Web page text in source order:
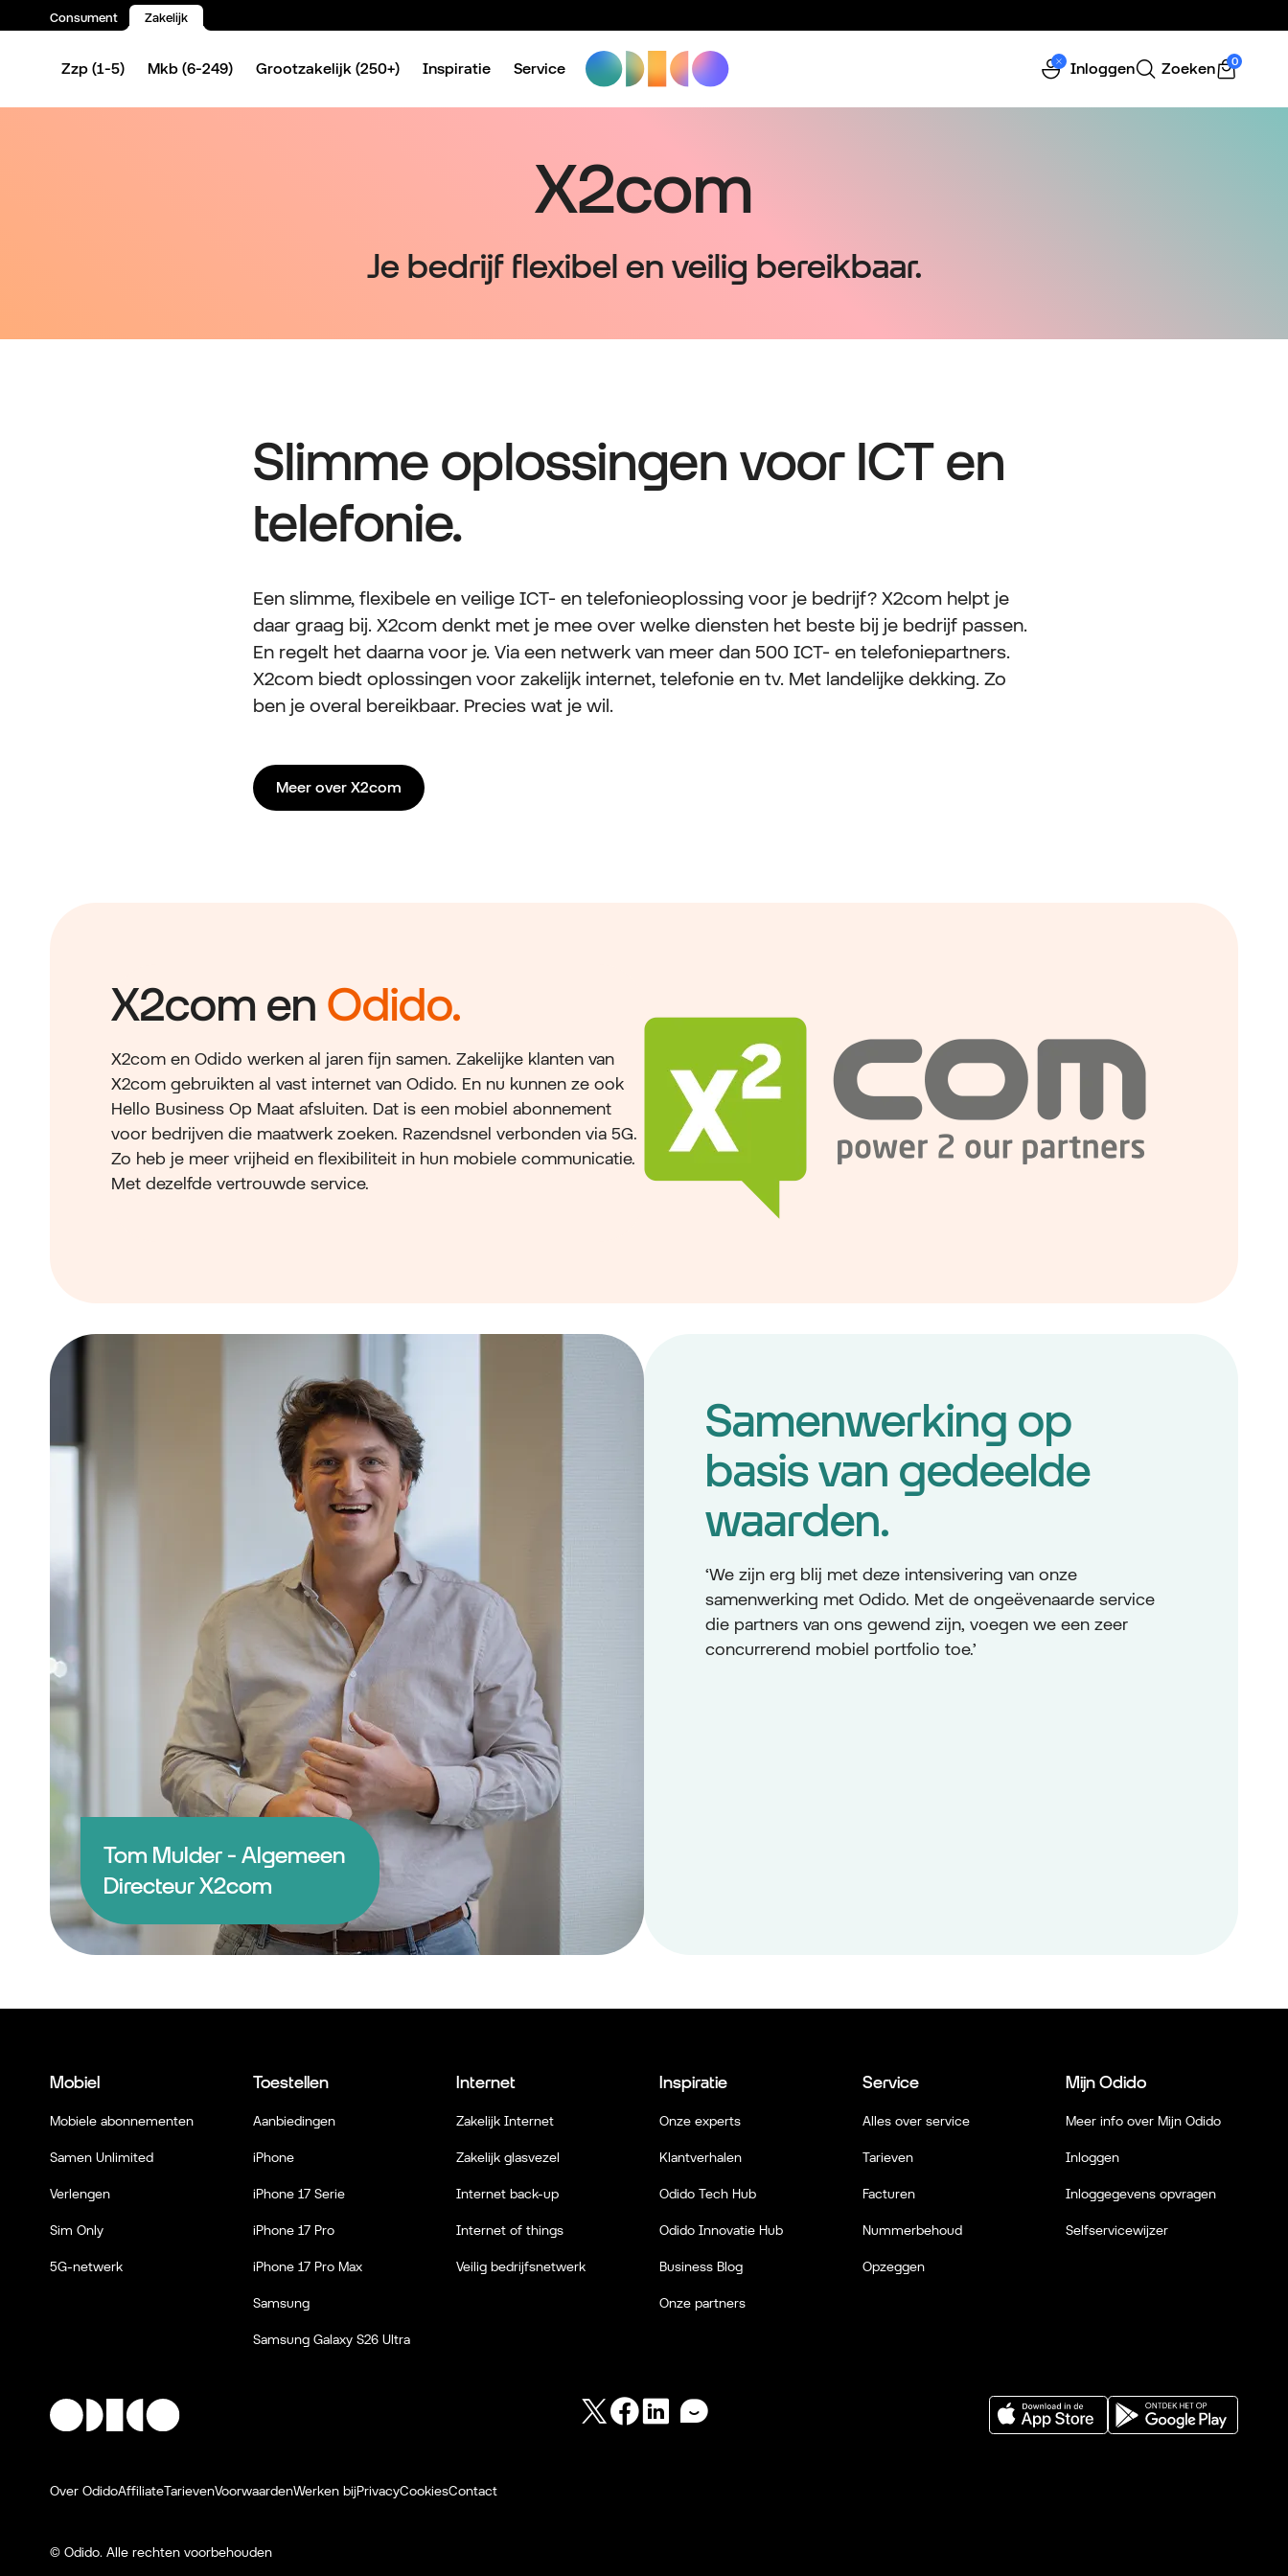
Consument Zakelijk
Zzp (1-5) Mkb (6-249) Grootzakelijk (250+) Inspiratie Service Inloggen Zoeken 0
X2com
Je bedrijf flexibel en veilig bereikbaar.
Slimme oplossingen voor ICT en
telefonie.
Een slimme, flexibele en veilige ICT- en telefonieoplossing voor je bedrijf? X2com helpt je
daar graag bij. X2com denkt met je mee over welke diensten het beste bij je bedrijf passen.
En regelt het daarna voor je. Via een netwerk van meer dan 500 ICT- en telefoniepartners.
X2com biedt oplossingen voor zakelijk internet, telefonie en tv. Met landelijke dekking. Zo
ben je overal bereikbaar. Precies wat je wil.
Meer over X2com
X2com en Odido.
X2com en Odido werken al jaren fijn samen. Zakelijke klanten van
X2com gebruikten al vast internet van Odido. En nu kunnen ze ook
Hello Business Op Maat afsluiten. Dat is een mobiel abonnement
voor bedrijven die maatwerk zoeken. Razendsnel verbonden via 5G.
Zo heb je meer vrijheid en flexibiliteit in hun mobiele communicatie.
Met dezelfde vertrouwde service.
Tom Mulder - Algemeen
Directeur X2com
Samenwerking op
basis van gedeelde
waarden.
‘We zijn erg blij met deze intensivering van onze
samenwerking met Odido. Met de ongeëvenaarde service
die partners van ons gewend zijn, voegen we een zeer
concurrerend mobiel portfolio toe.’
Mobiel
Mobiele abonnementen
Samen Unlimited
Verlengen
Sim Only
5G-netwerk
Toestellen
Aanbiedingen
iPhone
iPhone 17 Serie
iPhone 17 Pro
iPhone 17 Pro Max
Samsung
Samsung Galaxy S26 Ultra
Internet
Zakelijk Internet
Zakelijk glasvezel
Internet back-up
Internet of things
Veilig bedrijfsnetwerk
Inspiratie
Onze experts
Klantverhalen
Odido Tech Hub
Odido Innovatie Hub
Business Blog
Onze partners
Service
Alles over service
Tarieven
Facturen
Nummerbehoud
Opzeggen
Mijn Odido
Meer info over Mijn Odido
Inloggen
Inloggegevens opvragen
Selfservicewijzer
TwitterFacebookLinkedIn
Over OdidoAffiliateTarievenVoorwaardenWerken bijPrivacyCookiesContact
© Odido. Alle rechten voorbehouden